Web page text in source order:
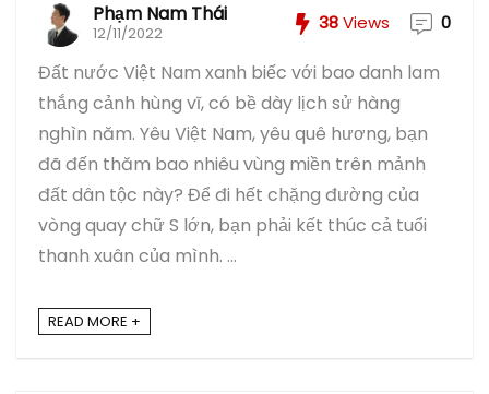
Phạm Nam Thái
12/11/2022 38Views 0
Đất nước Việt Nam xanh biếc với bao danh lam
thắng cảnh hùng vĩ, có bề dày lịch sử hàng
nghìn năm. Yêu Việt Nam, yêu quê hương, bạn
đã đến thăm bao nhiêu vùng miền trên mảnh
đất dân tộc này? Để đi hết chặng đường của
vòng quay chữ S lớn, bạn phải kết thúc cả tuổi
thanh xuân của mình. ...
READ MORE +